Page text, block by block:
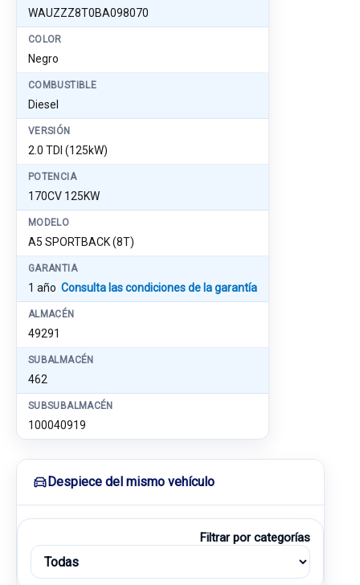
WAUZZZ8T0BA098070
COLOR
Negro
COMBUSTIBLE
Diesel
VERSIÓN
2.0 TDI (125kW)
POTENCIA
170CV 125KW
MODELO
A5 SPORTBACK (8T)
GARANTIA
1 año Consulta las condiciones de la garantía
ALMACÉN
49291
SUBALMACÉN
462
SUBSUBALMACÉN
100040919
Despiece del mismo vehículo
Filtrar por categorías